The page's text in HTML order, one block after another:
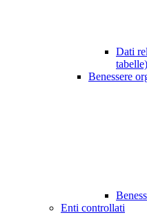
Dati
tabelle)
Benessere
Enti controllati